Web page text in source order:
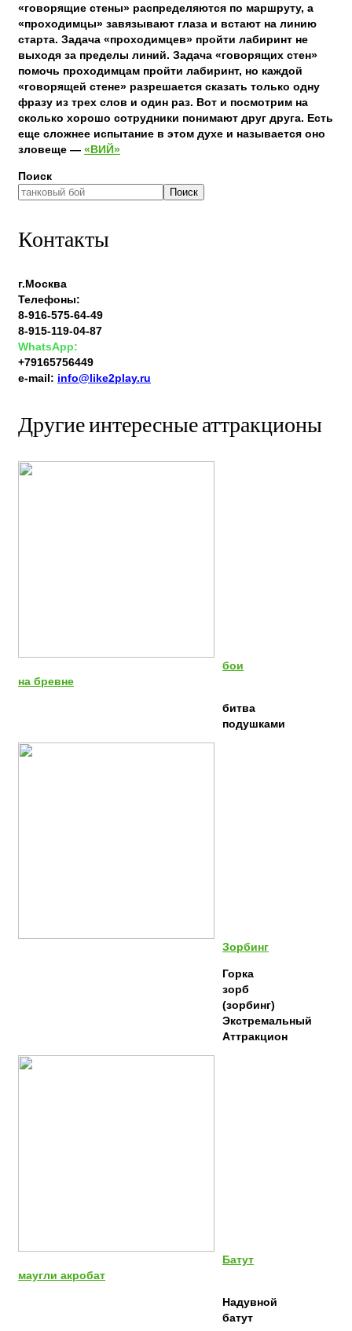
«говорящие стены» распределяются по маршруту, а
«проходимцы» завязывают глаза и встают на линию
старта. Задача «проходимцев» пройти лабиринт не
выходя за пределы линий. Задача «говорящих стен»
помочь проходимцам пройти лабиринт, но каждой
«говорящей стене» разрешается сказать только одну
фразу из трех слов и один раз. Вот и посмотрим на
сколько хорошо сотрудники понимают друг друга. Есть
еще сложнее испытание в этом духе и называется оно
зловеще — «ВИЙ»
Поиск
Поиск
Контакты
г.Москва
Телефоны:
8-916-575-64-49
8-915-119-04-87
WhatsApp:
+79165756449
e-mail: info@like2play.ru
Другие интересные аттракционы
бои
на бревне
битва
подушками
Зорбинг
Горка
зорб
(зорбинг)
Экстремальный
Аттракцион
Батут
маугли акробат
Надувной
батут